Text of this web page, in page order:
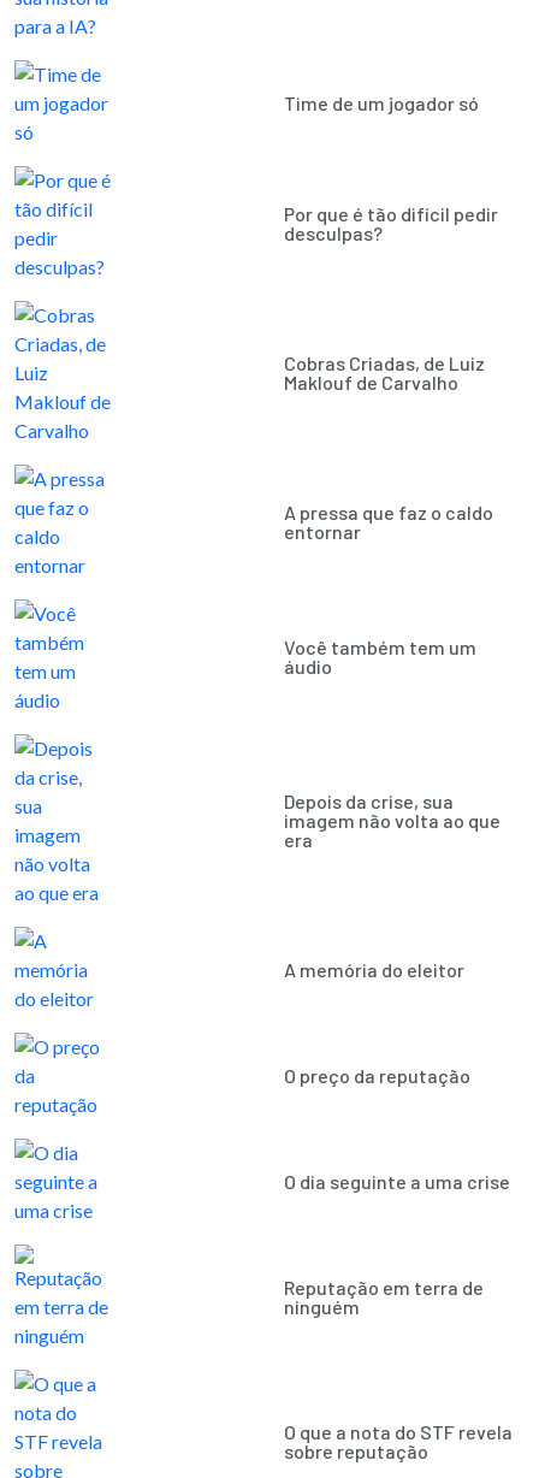
Time de um jogador só
Por que é tão difícil pedir
desculpas?
Cobras Criadas, de Luiz
Maklouf de Carvalho
A pressa que faz o caldo
entornar
Você também tem um
áudio
Depois da crise, sua
imagem não volta ao que
era
A memória do eleitor
O preço da reputação
O dia seguinte a uma crise
Reputação em terra de
ninguém
O que a nota do STF revela
sobre reputação